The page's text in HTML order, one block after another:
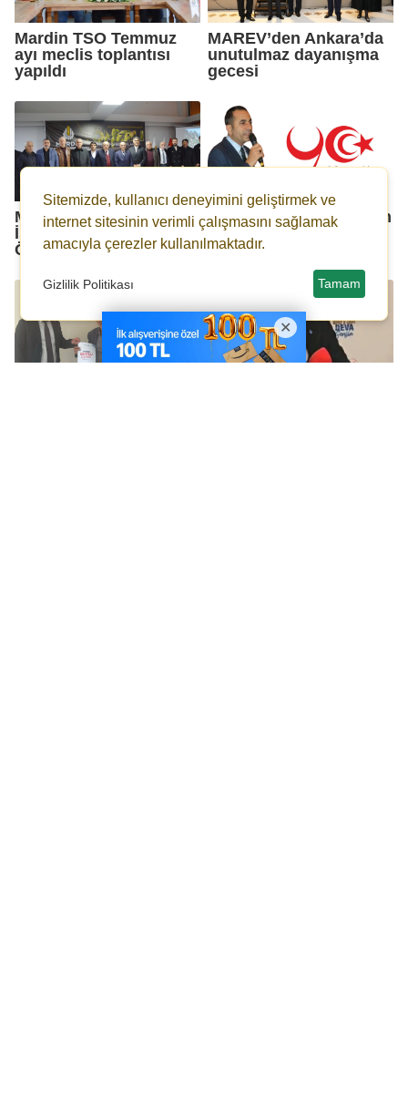
Mardin TSO Temmuz
ayı meclis toplantısı
yapıldı
MAREV’den Ankara’da
unutulmaz dayanışma
gecesi
Mardin TSO’nun Üye
İstişare Buluşmaları
Ömerli’de Sürdü
Yeni Yüzyıl Partisi’nden
“Yeni Başlangıç”
mesajı
Sitemizde, kullanıcı deneyimini geliştirmek ve
internet sitesinin verimli çalışmasını sağlamak
amacıyla çerezler kullanılmaktadır.
Gizlilik Politikası Tamam